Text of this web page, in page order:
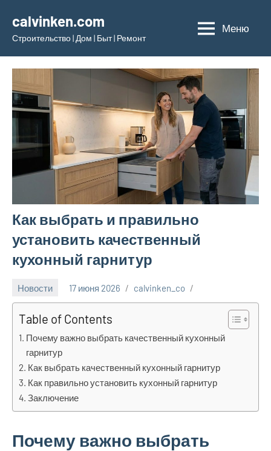
содержимому
calvinken.com
Строительство | Дом | Быт | Ремонт
Меню
Как выбрать и правильно
установить качественный
кухонный гарнитур
Новости 17 июня 2026 calvinken_co
Table of Contents
Почему важно выбрать качественный кухонный
гарнитур
Как выбрать качественный кухонный гарнитур
Как правильно установить кухонный гарнитур
Заключение
Почему важно выбрать